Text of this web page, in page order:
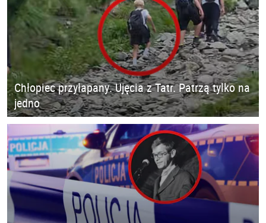
Chłopiec przyłapany. Ujęcia z Tatr. Patrzą tylko na
jedno